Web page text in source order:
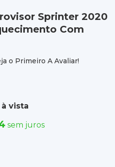
Sprinter 2020
Com
o Primeiro A Avaliar!
à vista
sem juros